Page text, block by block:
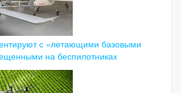
с «летающими базовыми
на беспилотниках